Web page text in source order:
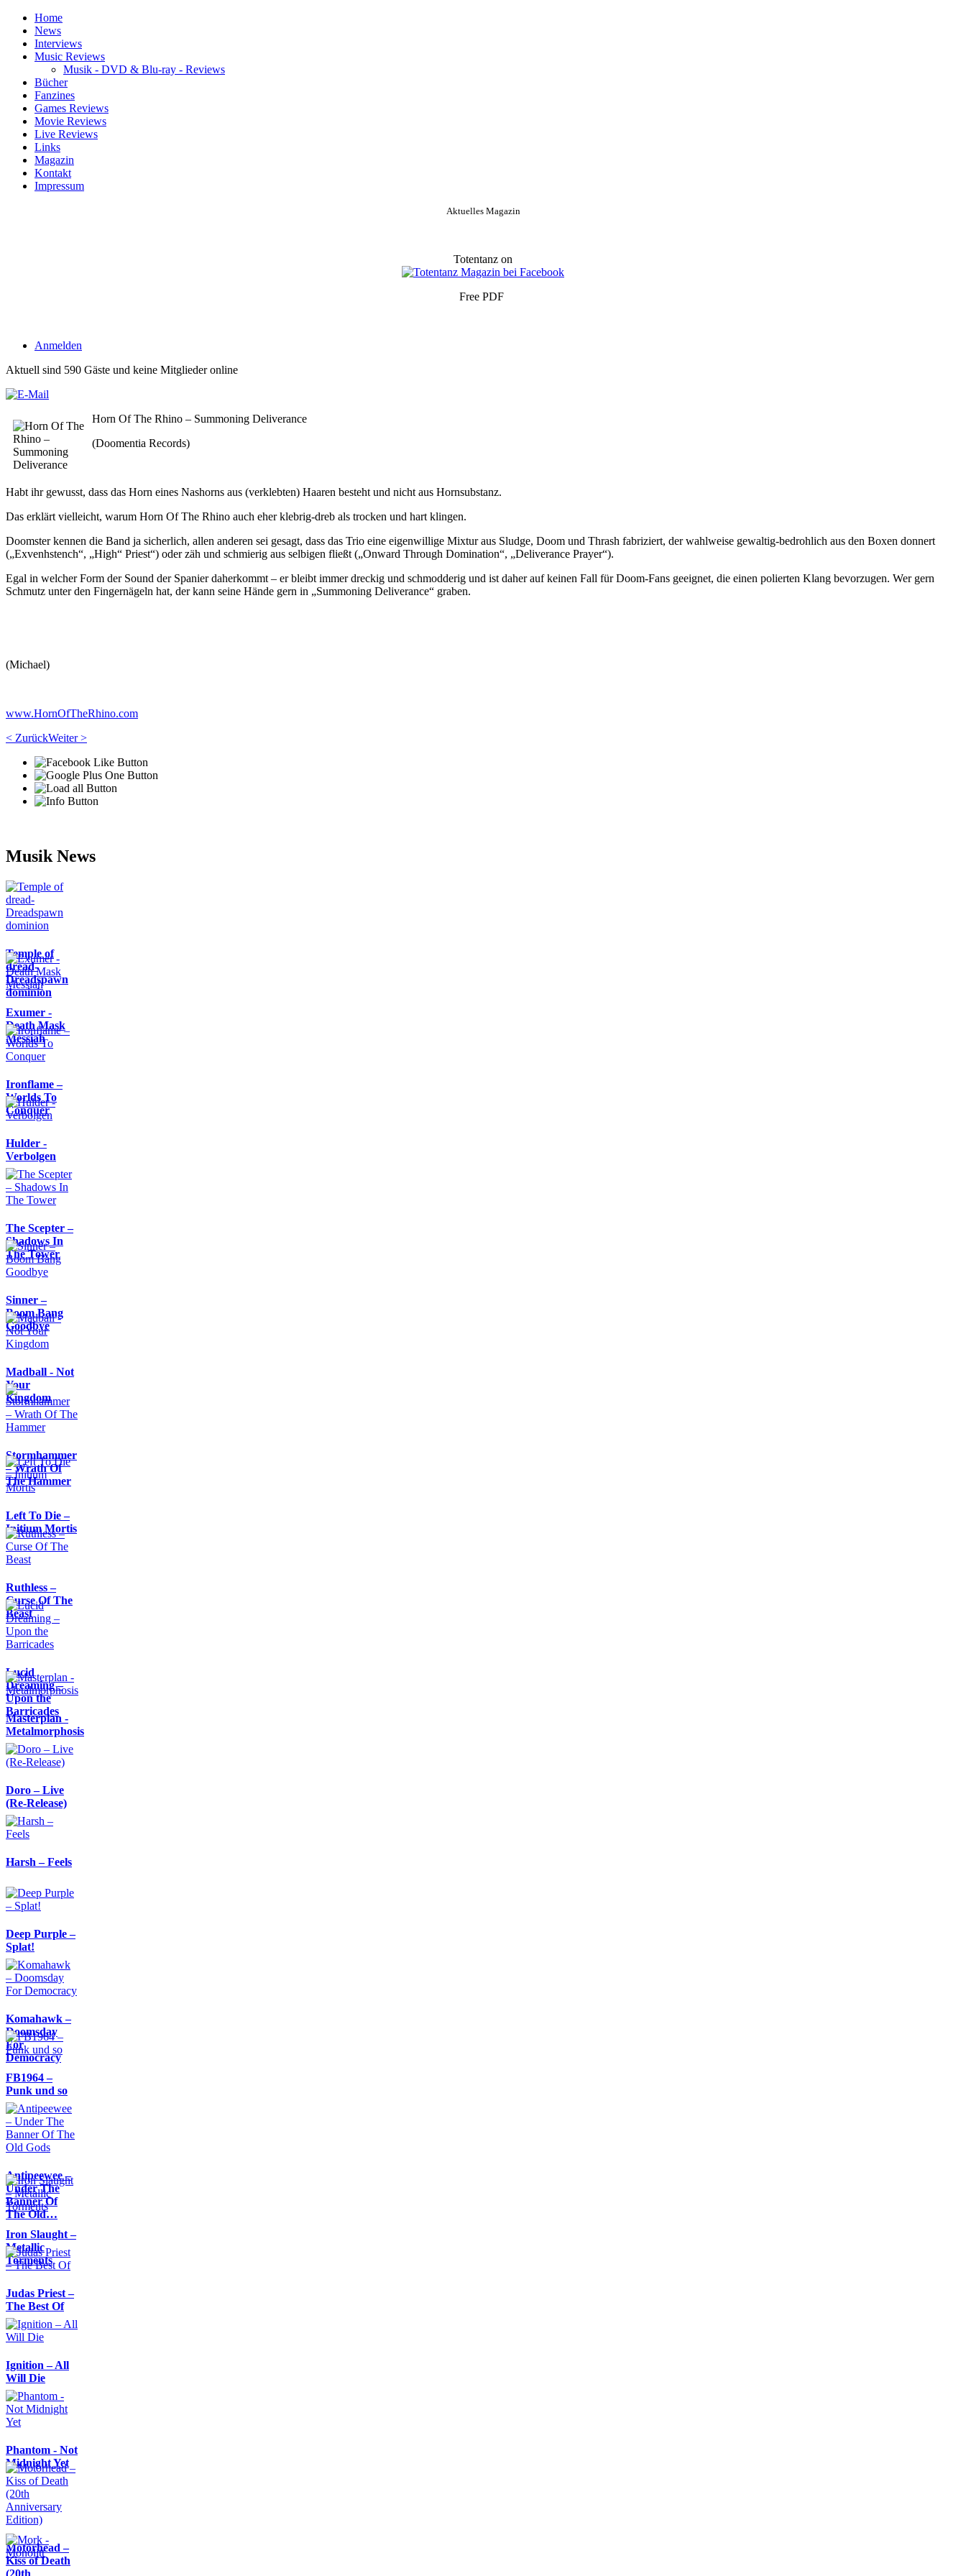
Home
News
Interviews
Music Reviews
Musik - DVD & Blu-ray - Reviews
Bücher
Fanzines
Games Reviews
Movie Reviews
Live Reviews
Links
Magazin
Kontakt
Impressum
Aktuelles Magazin
Totentanz on
Free PDF
Anmelden
Aktuell sind 590 Gäste und keine Mitglieder online
Horn Of The Rhino – Summoning Deliverance
(Doomentia Records)
Habt ihr gewusst, dass das Horn eines Nashorns aus (verklebten) Haaren besteht und nicht aus Hornsubstanz.
Das erklärt vielleicht, warum Horn Of The Rhino auch eher klebrig-dreb als trocken und hart klingen.
Doomster kennen die Band ja sicherlich, allen anderen sei gesagt, dass das Trio eine eigenwillige Mixtur aus Sludge, Doom und Thrash fabriziert, der wahlweise gewaltig-bedrohlich aus den Boxen donnert
(„Exvenhstench“, „High“ Priest“) oder zäh und schmierig aus selbigen fließt („Onward Through Domination“, „Deliverance Prayer“).
Egal in welcher Form der Sound der Spanier daherkommt – er bleibt immer dreckig und schmodderig und ist daher auf keinen Fall für Doom-Fans geeignet, die einen polierten Klang bevorzugen. Wer gern
Schmutz unter den Fingernägeln hat, der kann seine Hände gern in „Summoning Deliverance“ graben.
(Michael)
www.HornOfTheRhino.com
< ZurückWeiter >
Musik News
Temple of
dread-
Dreadspawn
dominion
Exumer -
Death Mask
Messiah
Ironflame –
Worlds To
Conquer
Hulder -
Verbolgen
The Scepter –
Shadows In
The Tower
Sinner –
Boom Bang
Goodbye
Madball - Not
Your
Kingdom
Stormhammer
– Wrath Of
The Hammer
Left To Die –
Initium Mortis
Ruthless –
Curse Of The
Beast
Lucid
Dreaming –
Upon the
Barricades
Masterplan -
Metalmorphosis
Doro – Live
(Re-Release)
Harsh – Feels
Deep Purple –
Splat!
Komahawk –
Doomsday
For
Democracy
FB1964 –
Punk und so
Antipeewee –
Under The
Banner Of
The Old…
Iron Slaught –
Metallic
Torments
Judas Priest –
The Best Of
Ignition – All
Will Die
Phantom - Not
Midnight Yet
Motörhead –
Kiss of Death
(20th